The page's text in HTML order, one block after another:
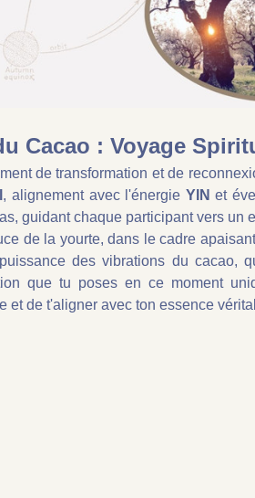
Cacao : Voyage
de transformation et de
, alignement avec l'énergie YIN et
guidant chaque participant vers un
de la yourte, dans le cadre
des vibrations du cacao,
que tu poses en ce moment
et de t'aligner avec ton essence